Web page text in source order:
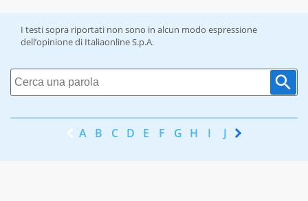
I testi sopra riportati non sono in alcun modo espressione
dell’opinione di Italiaonline S.p.A.
A B C D E F G H I J K